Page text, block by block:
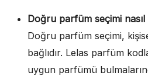
Doğru parfüm seçimi nasıl
Doğru parfüm seçimi,
bağlıdır. Lelas parfüm
uygun parfümü